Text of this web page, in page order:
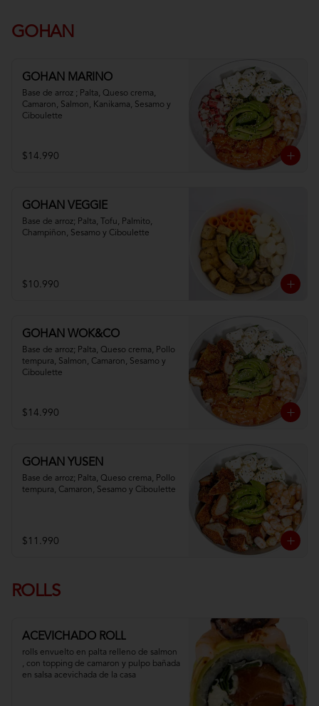
GOHAN
GOHAN MARINO
Base de arroz ; Palta, Queso crema,
Camaron, Salmon, Kanikama, Sesamo y
Ciboulette
$14.990
GOHAN VEGGIE
Base de arroz; Palta, Tofu, Palmito,
Champiñon, Sesamo y Ciboulette
$10.990
GOHAN WOK&CO
Base de arroz; Palta, Queso crema, Pollo
tempura, Salmon, Camaron, Sesamo y
Ciboulette
$14.990
GOHAN YUSEN
Base de arroz; Palta, Queso crema, Pollo
tempura, Camaron, Sesamo y Ciboulette
$11.990
ROLLS
ACEVICHADO ROLL
rolls envuelto en palta relleno de salmon
, con topping de camaron y pulpo bañada
en salsa acevichada de la casa